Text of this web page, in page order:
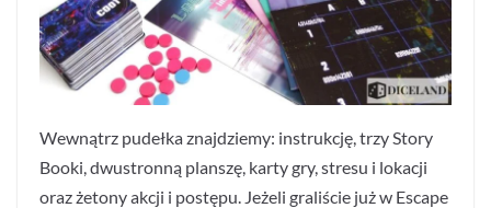
Wewnątrz pudełka znajdziemy: instrukcję, trzy Story
Booki, dwustronną planszę, karty gry, stresu i lokacji
oraz żetony akcji i postępu. Jeżeli graliście już w Escape